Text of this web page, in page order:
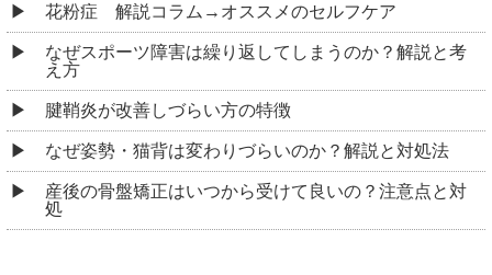
花粉症 解説コラム→オススメのセルフケア
なぜスポーツ障害は繰り返してしまうのか？解説と考
え方
腱鞘炎が改善しづらい方の特徴
なぜ姿勢・猫背は変わりづらいのか？解説と対処法
産後の骨盤矯正はいつから受けて良いの？注意点と対
処